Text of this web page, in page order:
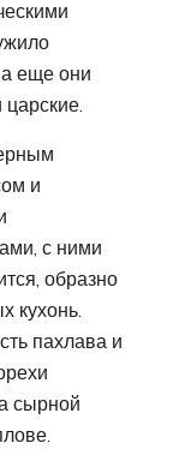
еще они
и
с ними
образно
кухонь.
пахлава и
сырной